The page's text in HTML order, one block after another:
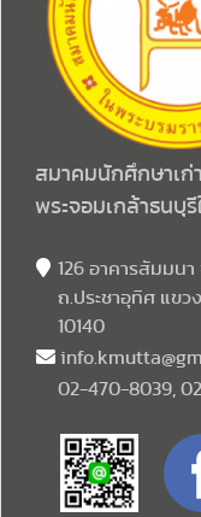
สมาคมนักศึกษาเก่
พระจอมเกล้าธนบุ
126 อาคารสัมมน
ถ.ประชาอุทิศ แข
10140
02-470-8039,